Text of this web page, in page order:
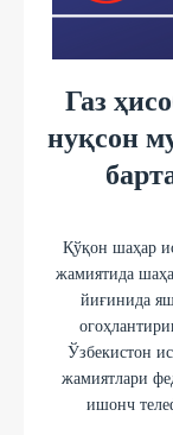
Газ
нуқсон
Қўқон шаҳар
жамиятида
йиғинида
Ўзбекистон
жамиятлари
ишонч